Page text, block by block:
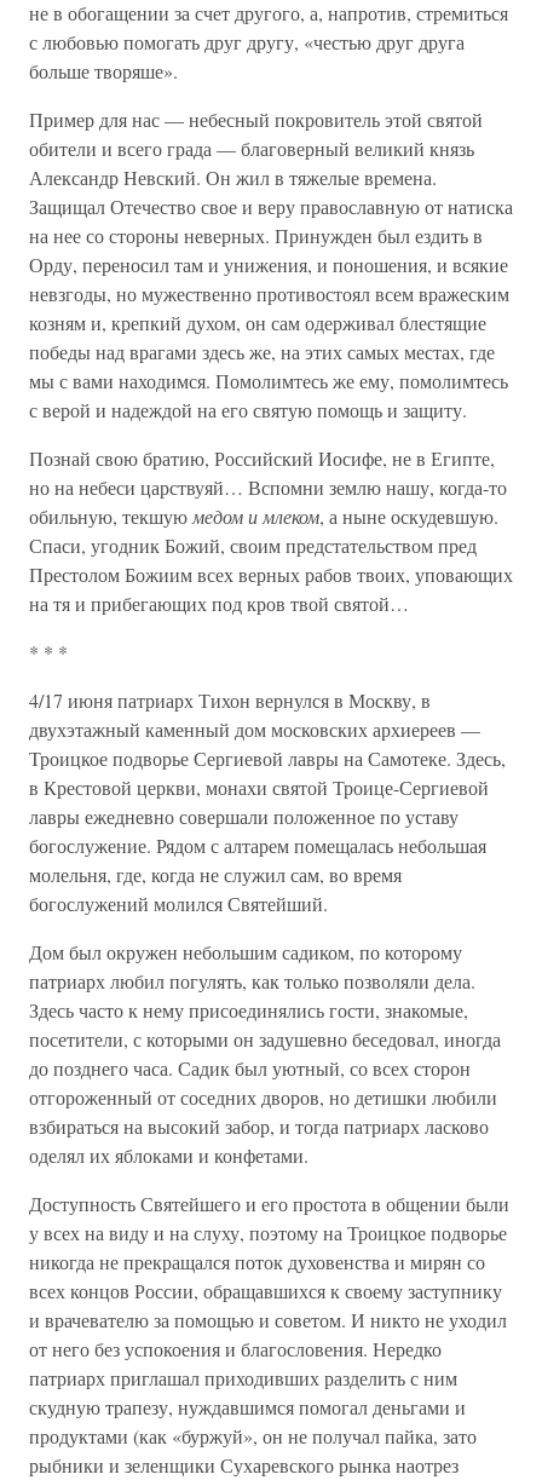
не в обогащении за счет другого, а, напротив, стремиться
с любовью помогать друг другу, «честью друг друга
больше творяше».
Пример для нас — небесный покровитель этой святой
обители и всего града — благоверный великий князь
Александр Невский. Он жил в тяжелые времена.
Защищал Отечество свое и веру православную от натиска
на нее со стороны неверных. Принужден был ездить в
Орду, переносил там и унижения, и поношения, и всякие
невзгоды, но мужественно противостоял всем вражеским
козням и, крепкий духом, он сам одерживал блестящие
победы над врагами здесь же, на этих самых местах, где
мы с вами находимся. Помолимтесь же ему, помолимтесь
с верой и надеждой на его святую помощь и защиту.
Познай свою братию, Российский Иосифе, не в Египте,
но на небеси царствуяй… Вспомни землю нашу, когда-то
обильную, текшую медом и млеком, а ныне оскудевшую.
Спаси, угодник Божий, своим предстательством пред
Престолом Божиим всех верных рабов твоих, уповающих
на тя и прибегающих под кров твой святой…
* * *
4/17 июня патриарх Тихон вернулся в Москву, в
двухэтажный каменный дом московских архиереев —
Троицкое подворье Сергиевой лавры на Самотеке. Здесь,
в Крестовой церкви, монахи святой Троице-Сергиевой
лавры ежедневно совершали положенное по уставу
богослужение. Рядом с алтарем помещалась небольшая
молельня, где, когда не служил сам, во время
богослужений молился Святейший.
Дом был окружен небольшим садиком, по которому
патриарх любил погулять, как только позволяли дела.
Здесь часто к нему присоединялись гости, знакомые,
посетители, с которыми он задушевно беседовал, иногда
до позднего часа. Садик был уютный, со всех сторон
отгороженный от соседних дворов, но детишки любили
взбираться на высокий забор, и тогда патриарх ласково
оделял их яблоками и конфетами.
Доступность Святейшего и его простота в общении были
у всех на виду и на слуху, поэтому на Троицкое подворье
никогда не прекращался поток духовенства и мирян со
всех концов России, обращавшихся к своему заступнику
и врачевателю за помощью и советом. И никто не уходил
от него без успокоения и благословения. Нередко
патриарх приглашал приходивших разделить с ним
скудную трапезу, нуждавшимся помогал деньгами и
продуктами (как «буржуй», он не получал пайка, зато
рыбники и зеленщики Сухаревского рынка наотрез